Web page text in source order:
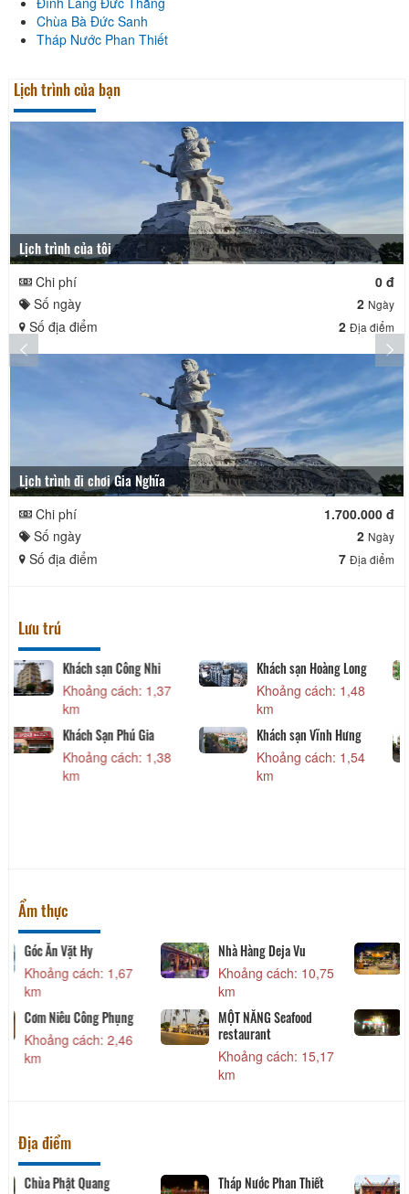
Chùa Bà Đức Sanh
Tháp Nước Phan Thiết
Lịch trình của bạn
Lịch trình của tôi
Chi phí
0 đ
Số ngày
2 Ngày
Số địa điểm 2 Địa điểm
Lịch trình đi chơi Gia Nghĩa
Chi phí
1.700.000 đ
Số ngày
2 Ngày
Số địa điểm 7 Địa điểm
Lưu trú
TTC Hotel Premium -
Phan Thiết
Khoảng cách: 1,36
km
Khách sạn Công Nhi
Khoảng cách: 1,37
km
Khách Sạn Phú Gia
Khoảng cách: 1,38
km
Ẩm thực
Tobi Koi Sushi
Khoảng cách: 1,67
Góc Ăn Vặt Hy
Khoảng cách: 1,67
Cơm Niêu Panda
Khoảng cách: 1,79
Cơm Niêu Công Phụng
Khoảng cách: 2,46
km
Địa điểm
Vạn Thuỷ Tú Chùa Phật Quang